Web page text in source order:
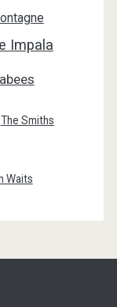
Impala
The Smiths
Waits